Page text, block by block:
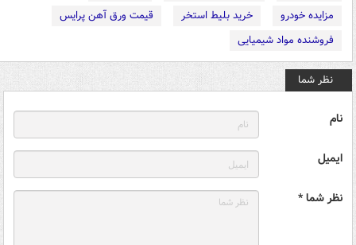
مزایده خودرو
خرید بلیط استخر
قیمت ورق آهن پرایس
فروشنده مواد شیمیایی
نظر شما
نام
ایمیل
نظر شما *